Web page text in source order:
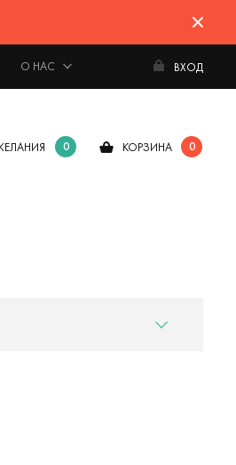
О НАС ВХОД
0 КОРЗИНА 0